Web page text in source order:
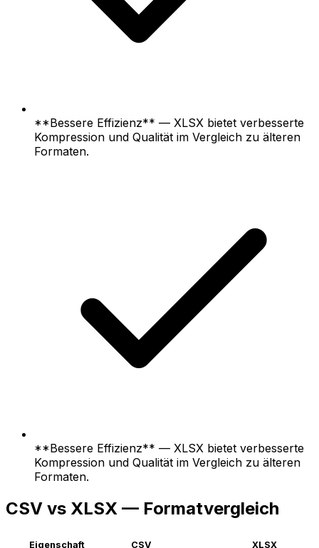
**Bessere Effizienz** — XLSX bietet verbesserte
Kompression und Qualität im Vergleich zu älteren
Formaten.
**Bessere Effizienz** — XLSX bietet verbesserte
Kompression und Qualität im Vergleich zu älteren
Formaten.
CSV vs XLSX — Formatvergleich
Eigenschaft CSV XLSX